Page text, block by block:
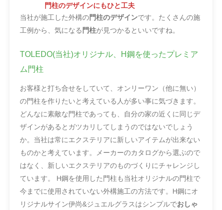
門柱のデザインにもひと工夫
当社が施工した外構の門柱のデザインです。たくさんの施
工例から、気になる 門柱が見つかるといいですね。
TOLEDO(当社)オリジナル、H鋼を使ったプレミア
ム門柱
お客様と打ち合せをしていて、オンリーワン（他に無い）
の門柱を作りたいと考えている人が多い事に気づきます。
どんなに素敵な門柱であっても、自分の家の近くに同じデ
ザインがあるとガツカリしてしまうのではないでしょう
か。当社は常にエクステリアに新しいアイテムが出来ない
ものかと考えています。メーカーのカタログから選ぶので
はなく、新しいエクステリアのものづくりにチャレンジし
ています。 H鋼を使用した門柱も当社オリジナルの門柱で
今までに使用されていない外構施工の方法です。H鋼にオ
リジナルサイン伊尚&ジュエルグラスはシンプルでおしゃ